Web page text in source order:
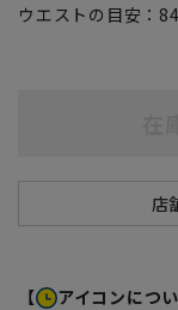
ウエストの目安： 84
【 アイコンについ